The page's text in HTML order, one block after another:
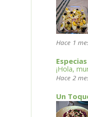
Hace 1
¡Hola,
Hace 2
Un